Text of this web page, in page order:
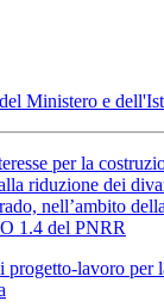
Ministero e
per la
riduzione dei
nell’ambito
1.4 del PNRR
progetto-lavoro per